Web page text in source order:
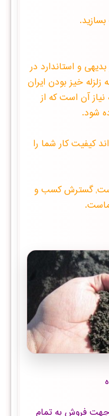
و استاندارد در
خیز بودن ایران
نیاز آن است که از
شود.
كیفیت كار شما را
گسترش کسب و
جهت فروش به تمام